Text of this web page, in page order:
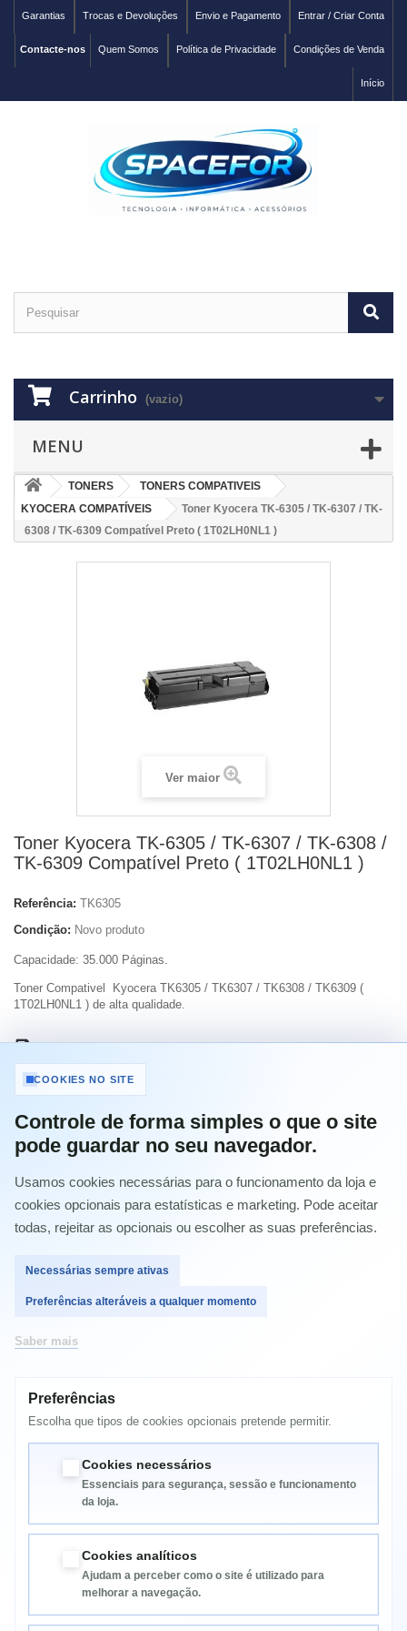
Entrar / Criar Conta
Envio e Pagamento
Trocas e Devoluções
Garantias
Condições de Venda
Política de Privacidade
Quem Somos
Contacte-nos
Início
Carrinho (vazio)
MENU
TONERS
TONERS COMPATIVEIS
KYOCERA COMPATÍVEIS
Toner Kyocera TK-6305 / TK-6307 / TK-
6308 / TK-6309 Compatível Preto ( 1T02LH0NL1 )
Ver maior
Toner Kyocera TK-6305 / TK-6307 / TK-6308 /
TK-6309 Compatível Preto ( 1T02LH0NL1 )
Referência: TK6305
Condição: Novo produto
Capacidade: 35.000 Páginas.
Toner Compativel Kyocera TK6305 / TK6307 / TK6308 / TK6309 (
1T02LH0NL1 ) de alta qualidade.
54,74 €com IVA
Quantidade
Comprar
COOKIES NO SITE
Controle de forma simples o que o site
pode guardar no seu navegador.
Usamos cookies necessárias para o funcionamento da loja e
cookies opcionais para estatísticas e marketing. Pode aceitar
todas, rejeitar as opcionais ou escolher as suas preferências.
Necessárias sempre ativas
Preferências alteráveis a qualquer momento
Saber mais
Preferências
Escolha que tipos de cookies opcionais pretende permitir.
Cookies necessários
Essenciais para segurança, sessão e funcionamento
da loja.
Cookies analíticos
Ajudam a perceber como o site é utilizado para
melhorar a navegação.